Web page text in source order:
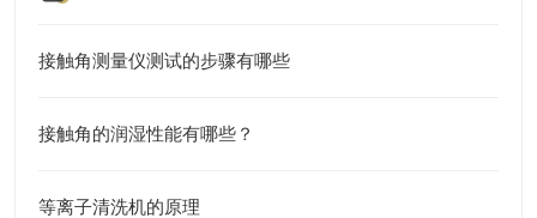
接触角测量仪测试的步骤有哪些
接触角的润湿性能有哪些？
等离子清洗机的原理